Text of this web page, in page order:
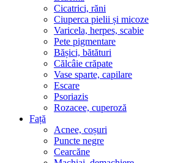
Cicatrici, răni
Ciuperca pielii și micoze
Varicela, herpes, scabie
Pete pigmentare
Bășici, bătături
Călcâie crăpate
Vase sparte, capilare
Escare
Psoriazis
Rozacee, cuperoză
Față
Acnee, coșuri
Puncte negre
Cearcăne